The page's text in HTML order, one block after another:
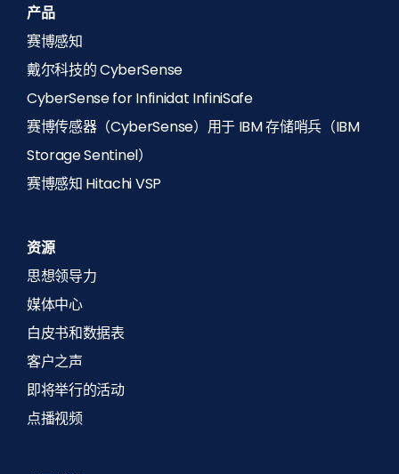
产品
赛博感知
戴尔科技的 CyberSense
CyberSense for Infinidat InfiniSafe
赛博传感器（CyberSense）用于 IBM 存储哨兵（IBM
Storage Sentinel）
赛博感知 Hitachi VSP
资源
思想领导力
媒体中心
白皮书和数据表
客户之声
即将举行的活动
点播视频